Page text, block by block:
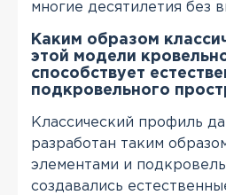
многие десятилетия без
Каким образом
этой модели
способствует
подкровельного
Классический профиль
разработан таким
элементами и
создавались